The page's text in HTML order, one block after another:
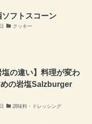
フトスコーン
クッキー
塩の違い】料理が変わ
めの岩塩Salzburger
調味料・ドレッシング